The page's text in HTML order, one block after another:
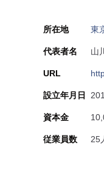
所在地 東
代表者名 山
URL
設立年月日
資本金
従業員数 25